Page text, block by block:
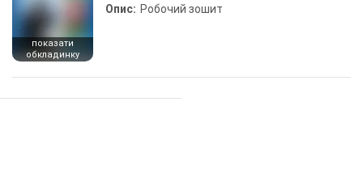
показати
обкладинку
Опис: Робочий зошит